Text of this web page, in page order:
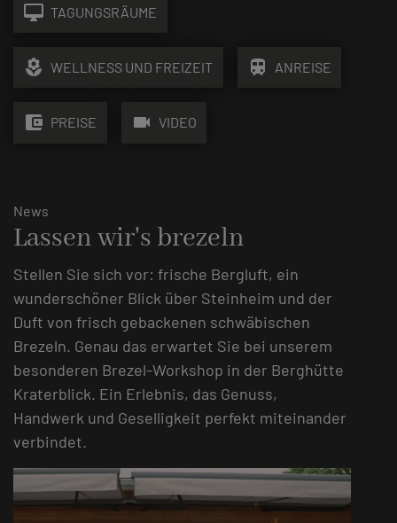
desktop_mac TAGUNGSRÄUME
local_florist WELLNESS UND FREIZEIT train ANREISE
account_balance_wallet PREISE videocam VIDEO
News
Lassen wir's brezeln
Stellen Sie sich vor: frische Bergluft, ein
wunderschöner Blick über Steinheim und der
Duft von frisch gebackenen schwäbischen
Brezeln. Genau das erwartet Sie bei unserem
besonderen Brezel-Workshop in der Berghütte
Kraterblick. Ein Erlebnis, das Genuss,
Handwerk und Geselligkeit perfekt miteinander
verbindet.